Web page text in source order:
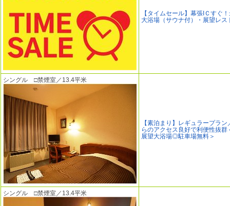
【タイムセール】幕張IＣすぐ
大浴場（サウナ付）・展望レス
シングル □禁煙室／13.4平米
【素泊まり】レギュラープラ
らのアクセス良好で利便性抜群
展望大浴場◎駐車場無料＞
シングル □禁煙室／13.4平米